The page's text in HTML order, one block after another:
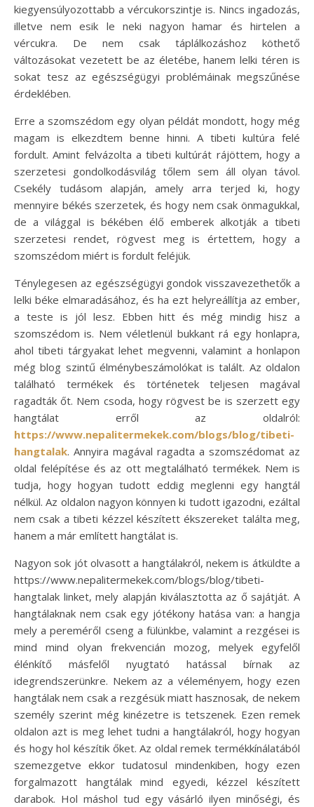
kiegyensúlyozottabb a vércukorszintje is. Nincs ingadozás,
illetve nem esik le neki nagyon hamar és hirtelen a
vércukra. De nem csak táplálkozáshoz köthető
változásokat vezetett be az életébe, hanem lelki téren is
sokat tesz az egészségügyi problémáinak megszűnése
érdeklében.
Erre a szomszédom egy olyan példát mondott, hogy még
magam is elkezdtem benne hinni. A tibeti kultúra felé
fordult. Amint felvázolta a tibeti kultúrát rájöttem, hogy a
szerzetesi gondolkodásvilág tőlem sem áll olyan távol.
Csekély tudásom alapján, amely arra terjed ki, hogy
mennyire békés szerzetek, és hogy nem csak önmagukkal,
de a világgal is békében élő emberek alkotják a tibeti
szerzetesi rendet, rögvest meg is értettem, hogy a
szomszédom miért is fordult feléjük.
Ténylegesen az egészségügyi gondok visszavezethetők a
lelki béke elmaradásához, és ha ezt helyreállítja az ember,
a teste is jól lesz. Ebben hitt és még mindig hisz a
szomszédom is. Nem véletlenül bukkant rá egy honlapra,
ahol tibeti tárgyakat lehet megvenni, valamint a honlapon
még blog szintű élménybeszámolókat is talált. Az oldalon
található termékek és történetek teljesen magával
ragadták őt. Nem csoda, hogy rögvest be is szerzett egy
hangtálat erről az oldalról:
https://www.nepalitermekek.com/blogs/blog/tibeti-
hangtalak. Annyira magával ragadta a szomszédomat az
oldal felépítése és az ott megtalálható termékek. Nem is
tudja, hogy hogyan tudott eddig meglenni egy hangtál
nélkül. Az oldalon nagyon könnyen ki tudott igazodni, ezáltal
nem csak a tibeti kézzel készített ékszereket találta meg,
hanem a már említett hangtálat is.
Nagyon sok jót olvasott a hangtálakról, nekem is átküldte a
https://www.nepalitermekek.com/blogs/blog/tibeti-
hangtalak linket, mely alapján kiválasztotta az ő sajátját. A
hangtálaknak nem csak egy jótékony hatása van: a hangja
mely a pereméről cseng a fülünkbe, valamint a rezgései is
mind mind olyan frekvencián mozog, melyek egyfelől
élénkítő másfelől nyugtató hatással bírnak az
idegrendszerünkre. Nekem az a véleményem, hogy ezen
hangtálak nem csak a rezgésük miatt hasznosak, de nekem
személy szerint még kinézetre is tetszenek. Ezen remek
oldalon azt is meg lehet tudni a hangtálakról, hogy hogyan
és hogy hol készítik őket. Az oldal remek termékkínálatából
szemezgetve ekkor tudatosul mindenkiben, hogy ezen
forgalmazott hangtálak mind egyedi, kézzel készített
darabok. Hol máshol tud egy vásárló ilyen minőségi, és